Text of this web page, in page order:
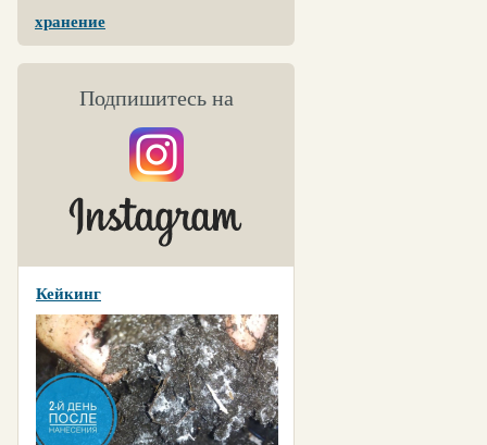
хранение
Подпишитесь на
Кейкинг